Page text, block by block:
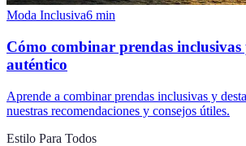
Moda Inclusiva6 min
Cómo combinar prendas
auténtico
Aprende a combinar prendas inclusivas y
nuestras recomendaciones y consejos útiles.
Estilo Para Todos